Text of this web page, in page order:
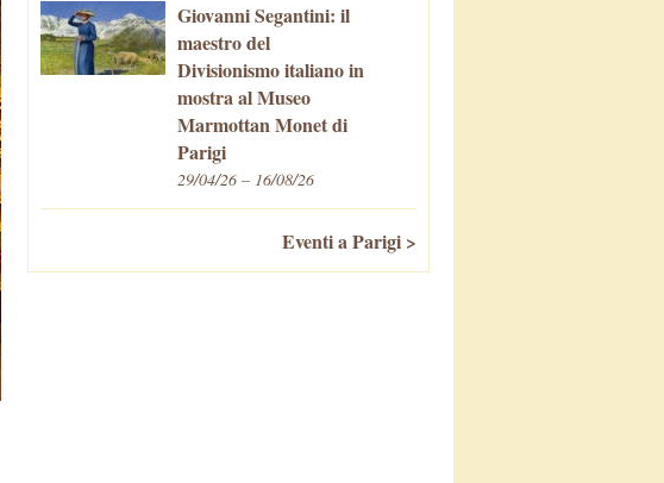
Giovanni Segantini: il
maestro del
Divisionismo italiano in
mostra al Museo
Marmottan Monet di
Parigi
29/04/26 – 16/08/26
Eventi a Parigi >